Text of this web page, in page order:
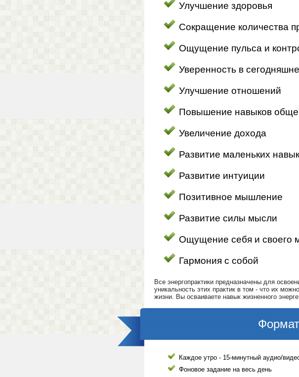
Улучшение здоровья
Сокращение количества
Ощущение пульса и
Уверенность в
Улучшение отношений
Повышение навыков
Увеличение дохода
Развитие маленьких
Развитие интуиции
Позитивное мышление
Развитие силы мысли
Ощущение себя и своего
Гармония с собой
Все энергопрактики предназначены для
уникальность этих практик в том - что их
жизни. Вы осваиваете навык жизненного
Каждое утро - 15-минутный аудио/
Фоновое задание на весь день